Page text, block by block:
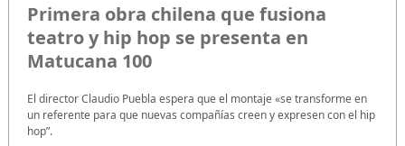
Primera obra chilena que fusiona
teatro y hip hop se presenta en
Matucana 100
El director Claudio Puebla espera que el montaje «se transforme en
un referente para que nuevas compañías creen y expresen con el hip
hop”.